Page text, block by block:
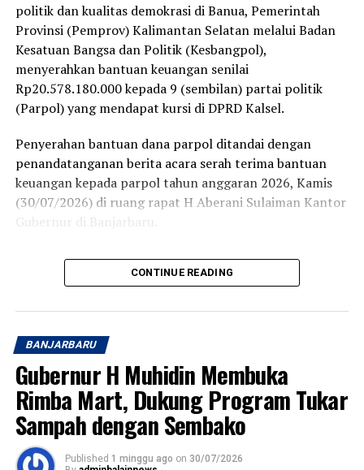
politik dan kualitas demokrasi di Banua, Pemerintah
Provinsi (Pemprov) Kalimantan Selatan melalui Badan
Kesatuan Bangsa dan Politik (Kesbangpol),
menyerahkan bantuan keuangan senilai
Rp20.578.180.000 kepada 9 (sembilan) partai politik
(Parpol) yang mendapat kursi di DPRD Kalsel.
Penyerahan bantuan dana parpol ditandai dengan
penandatanganan berita acara serah terima bantuan
keuangan kepada parpol tahun anggaran 2026, Kamis
(30/07/2026) di ruang rapat H Aberani Sulaiman Kantor
Gubernur di Banjarbaru.
Gubernur Kalsel H Muhidin melalui Staf Ahli Bidang
Pemerintah Hukum dan Politik, Adi Santoso, diharapkan
ketentuan yakni minimal 60 persen untuk kegiatan yang
berkaitan dengan masyarakat seperti pendidikan politik
dan pangkaderan, selebihnya untuk operasional partai.
“Agar kemanfaatannya bisa benar-benar dirasakan
masyarakat Banua di Kalimantan Selatan, itu pesan
beliau (Gubernur H Muhidin,red), ” ujar Adi kepada
wartawan, usai kegiatan.
CONTINUE READING
BANJARBARU
Gubernur H Muhidin Membuka
Rimba Mart, Dukung Program Tukar
Sampah dengan Sembako
Published 1 minggu ago on 30/07/2026